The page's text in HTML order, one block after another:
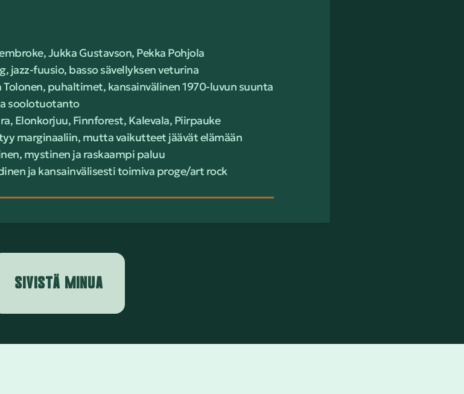
Jukka Gustavson, Pekka Pohjola
jazz-fuusio, basso sävellyksen veturina
Tolonen, puhaltimet, kansainvälinen 1970-luvun suunta
soolotuotanto
Elonkorjuu, Finnforest, Kalevala, Piirpauke
marginaaliin, mutta vaikutteet jäävät elämään
mystinen ja raskaampi paluu
ja kansainvälisesti toimiva proge/art rock
SIVISTÄ MINUA